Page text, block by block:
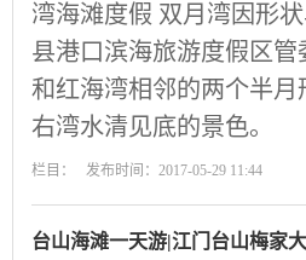
湾海滩度假 双月湾因形
县港口滨海旅游度假区
和红海湾相邻的两个半
右湾水清见底的景色。
栏目： 发布时间：2017-05-29 11:44
台山海滩一天游|江门台山梅家